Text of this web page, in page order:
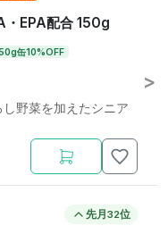
・EPA配合 150g
缶10%OFF
野菜を加えたシニア
先月32位